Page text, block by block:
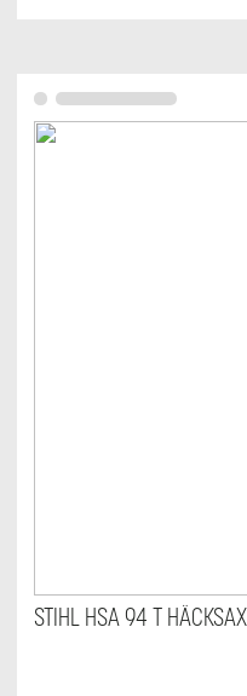
STIHL HSA 94 T